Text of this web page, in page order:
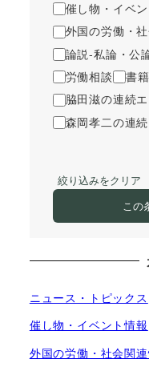
催し物・イベ
外国の労働・
論説-私論・公
労働相談
書
脇田滋の連続
森岡孝二の連
絞り込みをクリア
この
ニュース・トピックス
催し物・イベント情報
外国の労働・社会関